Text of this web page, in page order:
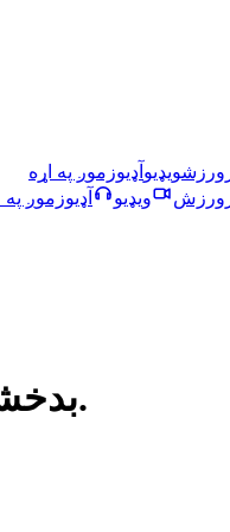
ورزشویډیو آډیوزموږ په اړه
ورزش ویډیو آډیوزموږ په
بدخشان: د ځمکې ښویېدو له امله څلورو ماشومانو خپل ژوند له لاسه وركړ.